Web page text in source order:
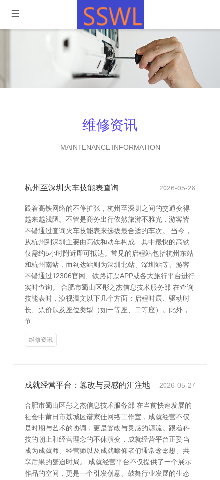
维修资讯
MAINTENANCE INFORMATION
杭州至深圳火车技能表查询 2026-05-28
跟着高铁网络的不停扩张，杭州至深圳之间的交通变得
越来越浅陋。不管是商务出行依然旅游不雅光，游客皆
不错通过查询火车技能表来选拔最合适的车次。 当今，
从杭州到深圳主要由高铁和动车构成，其中最快的高铁
仅需约5小时附近即可抵达。常见的启程站包括杭州东站
和杭州南站，而到达站则为深圳北站、深圳站等。游客
不错通过12306官网、铁路订票APP或各大旅行平台进行
实时查询。 合肥市蜀山区彤之杰信息技术服务部 在查询
技能表时，漠视温文以下几个方面：启程时辰、驱动时
长、票价以及座位类型（如一等座、二等座）。此外，
节
维修资讯
成就经营平台：篡改与灵感的汇注地 2026-05-27
合肥市蜀山区彤之杰信息技术服务部 在当前快速发展的
社会中莆田市荔城区谱家佳网络工作室，成就经营不仅
是时期与艺术的协调，更是篡改与灵感的源流。跟着科
技的朝上和经营理念的不休演变，成就经营平台正妥当
成为成就师、经营师以及成就瞻仰者们通常念念想、共
享后果的蹙迫时局。 成就经营平台不仅提供了一个展示
作品的空间，更是一个引发创意、鼓舞行业发展的生态